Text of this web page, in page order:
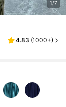
1/7
4.83 (1000+)